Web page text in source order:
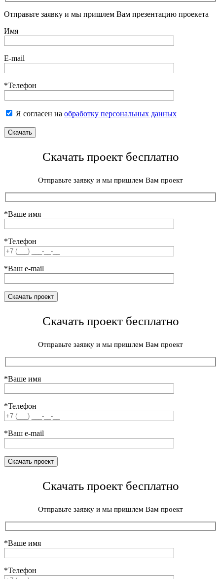
Отправьте заявку и мы пришлем Вам презентацию проекета
Имя
E-mail
*Телефон
Я согласен на обработку персональных данных
Скачать проект бесплатно
Отправьте заявку и мы пришлем Вам проект
*Ваше имя
*Телефон
*Ваш e-mail
Скачать проект бесплатно
Отправьте заявку и мы пришлем Вам проект
*Ваше имя
*Телефон
*Ваш e-mail
Скачать проект бесплатно
Отправьте заявку и мы пришлем Вам проект
*Ваше имя
*Телефон